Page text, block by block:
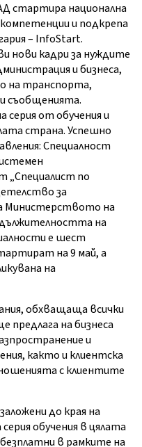
стартира национална
и подкрепа
– InfoStart.
нови кадри за нуждите
и бизнеса,
на транспорта,
съобщенията.
от обучения и
страна. Успешно
Специалност
„Специалист по
за
Министерството на
на
е шест
на 9 май, а
на
обхващаща всички
предлага на бизнеса
и
както и клиентска
с клиентите
до края на
обучения в цялата
в рамките на